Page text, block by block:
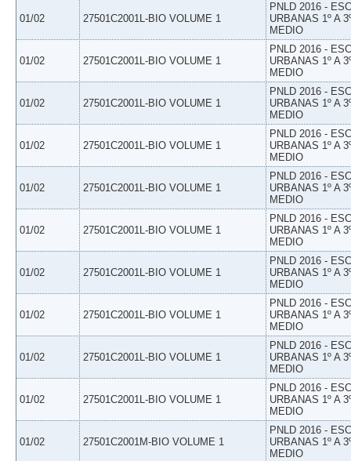
01/02 27501C2001L-BIO VOLUME 1
PNLD 2016 -
URBANAS 1º A
MEDIO
01/02 27501C2001L-BIO VOLUME 1
PNLD 2016 -
URBANAS 1º A
MEDIO
01/02 27501C2001L-BIO VOLUME 1
PNLD 2016 -
URBANAS 1º A
MEDIO
01/02 27501C2001L-BIO VOLUME 1
PNLD 2016 -
URBANAS 1º A
MEDIO
01/02 27501C2001L-BIO VOLUME 1
PNLD 2016 -
URBANAS 1º A
MEDIO
01/02 27501C2001L-BIO VOLUME 1
PNLD 2016 -
URBANAS 1º A
MEDIO
01/02 27501C2001L-BIO VOLUME 1
PNLD 2016 -
URBANAS 1º A
MEDIO
01/02 27501C2001L-BIO VOLUME 1
PNLD 2016 -
URBANAS 1º A
MEDIO
01/02 27501C2001L-BIO VOLUME 1
PNLD 2016 -
URBANAS 1º A
MEDIO
01/02 27501C2001L-BIO VOLUME 1
PNLD 2016 -
URBANAS 1º A
MEDIO
01/02 27501C2001M-BIO VOLUME 1
PNLD 2016 -
URBANAS 1º A
MEDIO